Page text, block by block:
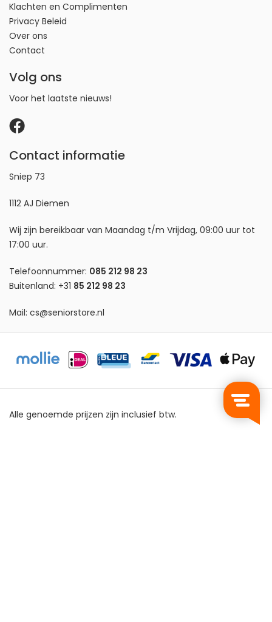
Klachten en Complimenten
Privacy Beleid
Over ons
Contact
Volg ons
Voor het laatste nieuws!
Contact informatie
Sniep 73
1112 AJ Diemen
Wij zijn bereikbaar van Maandag t/m Vrijdag, 09:00 uur tot
17:00 uur.
Telefoonnummer: 085 212 98 23
Buitenland: +31 85 212 98 23
Mail: cs@seniorstore.nl
Alle genoemde prijzen zijn inclusief btw.